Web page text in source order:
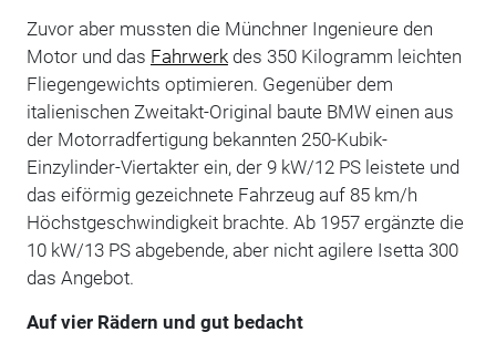
Zuvor aber mussten die Münchner Ingenieure den
Motor und das Fahrwerkdes 350 Kilogramm leichten
Fliegengewichts optimieren. Gegenüber dem
italienischen Zweitakt-Original baute BMW einen aus
der Motorradfertigung bekannten 250-Kubik-
Einzylinder-Viertakter ein, der 9 kW/12 PS leistete und
das eiförmig gezeichnete Fahrzeug auf 85 km/h
Höchstgeschwindigkeit brachte. Ab 1957 ergänzte die
10 kW/13 PS abgebende, aber nicht agilere Isetta 300
das Angebot.
Auf vier Rädern und gut bedacht